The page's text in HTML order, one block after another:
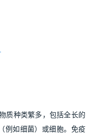
例如细菌）或细胞。免疫